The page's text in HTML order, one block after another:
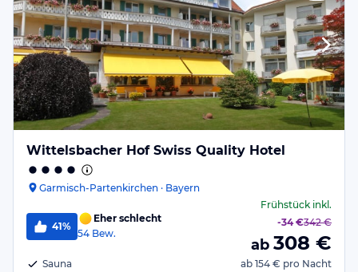
Wittelsbacher Hof Swiss Quality Hotel
Garmisch-Partenkirchen · Bayern
41%
Eher schlecht
54 Bew.
Sauna
Frühstückinkl.
-34 €342 €
ab 308 €
ab 154 € pro Nacht